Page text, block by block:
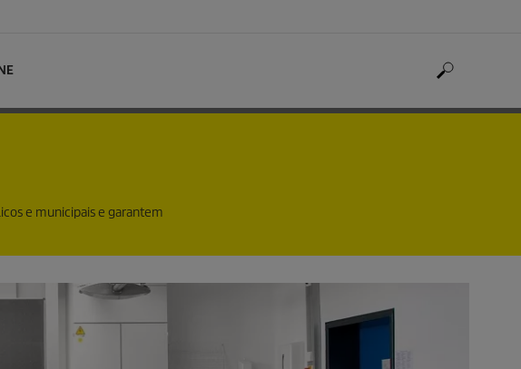
e municipais e garantem